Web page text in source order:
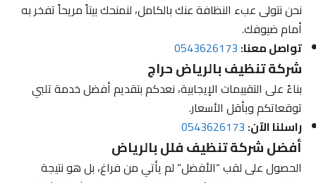
نحن نتولى عبء النظافة عنك بالكامل، لنمنحك بيتاً مريحاً تفخر به
أمام ضيوفك.
تواصل معنا:0543626173
شركة تنظيف بالرياض حراج
بناءً على التقييمات الإيجابية، نعدكم بتقديم أفضل خدمة تلبي
توقعاتكم وبأقل الأسعار.
راسلنا الآن:0543626173
أفضل شركة تنظيف فلل بالرياض
الحصول على لقب “الأفضل” لم يأتي من فراغ، بل هو نتيجة